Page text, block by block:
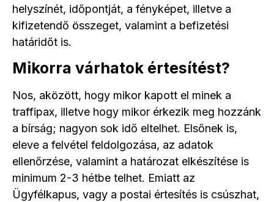
helyszínét, időpontját, a fényképet, illetve a
kifizetendő összeget, valamint a befizetési
határidőt is.
Mikorra várhatok értesítést?
Nos, aközött, hogy mikor kapott el minek a
traffipax, illetve hogy mikor érkezik meg hozzánk
a bírság; nagyon sok idő eltelhet. Elsőnek is,
eleve a felvétel feldolgozása, az adatok
ellenőrzése, valamint a határozat elkészítése is
minimum 2-3 hétbe telhet. Emiatt az
Ügyfélkapus, vagy a postai értesítés is csúszhat,